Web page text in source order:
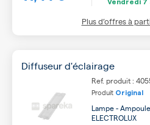
Vendredi 7
Plus d’offres à
Diffuseur d'éclairage
Ref. produit :
Produit Original
Lampe -
ELECTROLUX